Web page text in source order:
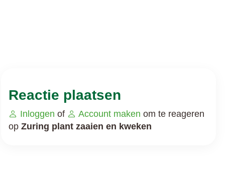
Reactie plaatsen
Inloggen of Account maken om te reageren
op Zuring plant zaaien en kweken